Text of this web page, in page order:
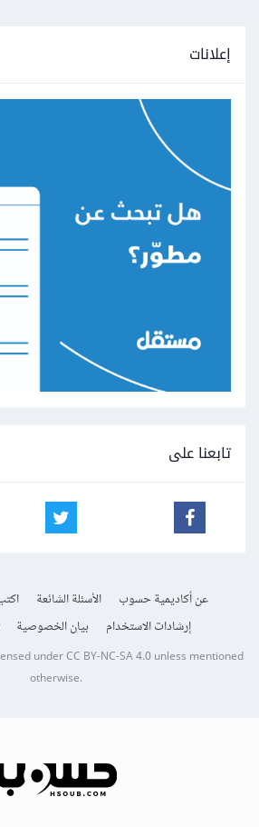
إعلانات
تابعنا على
عن أكاديمية حسوب الأسئلة الشائعة
إرشادات الاستخدام
بيان الخصوصية
underCC BY-NC-SA 4.0unless mentioned
otherwise.